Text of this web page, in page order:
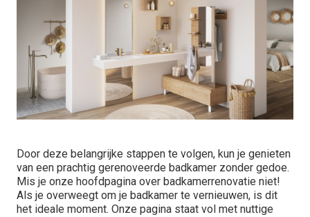
Door deze belangrijke stappen te volgen, kun je genieten
van een prachtig gerenoveerde badkamer zonder gedoe.
Mis je onze hoofdpagina over badkamerrenovatie niet!
Als je overweegt om je badkamer te vernieuwen, is dit
het ideale moment. Onze pagina staat vol met nuttige